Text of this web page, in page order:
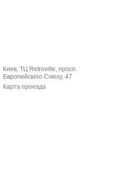
Киев, ТЦ Retroville, просп.
Европейского Союзу, 47
Карта проезда